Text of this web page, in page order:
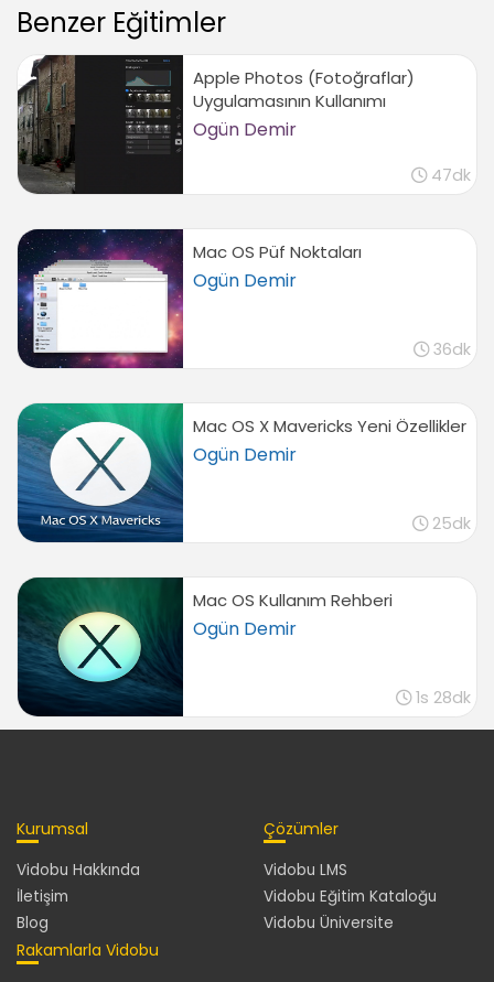
Bluetooth Aygıtları Ayarlamak
Klavye Tercihlerini Düzenlemek
01:35
İnternet Tercihlerini Düzenlemek
02:16
Tarih ve Saat Tercihlerini Düzenlemek
Başlangıç Diski Tercihlerini Düzenlemek
00:41
Dashboard Arayüz ve Tercihlerine Genel Bakış
05:07
Mail, Takvim ve Adres Defteri
Mail Arayüzüne Genel Bakış
03:23
Yeni E-Posta Oluşturmak, Yanıtlamak ve
İletmek
04:07
İstenmeyen E-Posta Tercihlerini Düzenlemek
iCal Arayüzüne Genel Bakış ve Tercihlerini
Düzenlemek
04:20
Adres Defteri ile Adresleri Yönetmek
03:21
Oluşturmak
Önizleme ile Görselleri Görüntülemek ve
Düzenlemek
Önizleme ile PDF Belgeleri Görüntülemek ve
Benzer Eğitimler
Apple Photos (Fotoğraflar)
Uygulamasının Kullanımı
Ogün Demir
47dk
Mac OS Püf Noktaları
Ogün Demir
36dk
Mac OS X Mavericks Yeni Özellikler
Ogün Demir
25dk
Mac OS Kullanım Rehberi
Ogün Demir
1s 28dk
Kurumsal
Vidobu Hakkında
İletişim
Blog
Çözümler
Vidobu LMS
Vidobu Eğitim Kataloğu
Vidobu Üniversite
Rakamlarla Vidobu